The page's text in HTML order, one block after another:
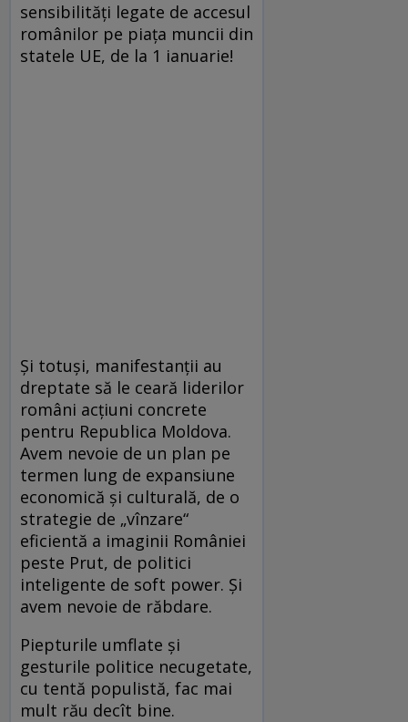
sensibilităţi legate de accesul
românilor pe piaţa muncii din
statele UE, de la 1 ianuarie!
Şi totuşi, manifestanţii au
dreptate să le ceară liderilor
români acţiuni concrete
pentru Republica Moldova.
Avem nevoie de un plan pe
termen lung de expansiune
economică şi culturală, de o
strategie de „vînzare“
eficientă a imaginii României
peste Prut, de politici
inteligente de soft power. Şi
avem nevoie de răbdare.
Piepturile umflate şi
gesturile politice necugetate,
cu tentă populistă, fac mai
mult rău decît bine.